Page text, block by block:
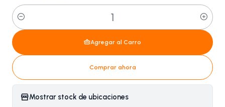
Cantidad
Agregar al Carro
Comprar ahora
Mostrar stock de ubicaciones